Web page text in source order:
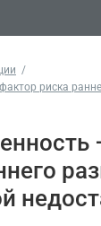
риска